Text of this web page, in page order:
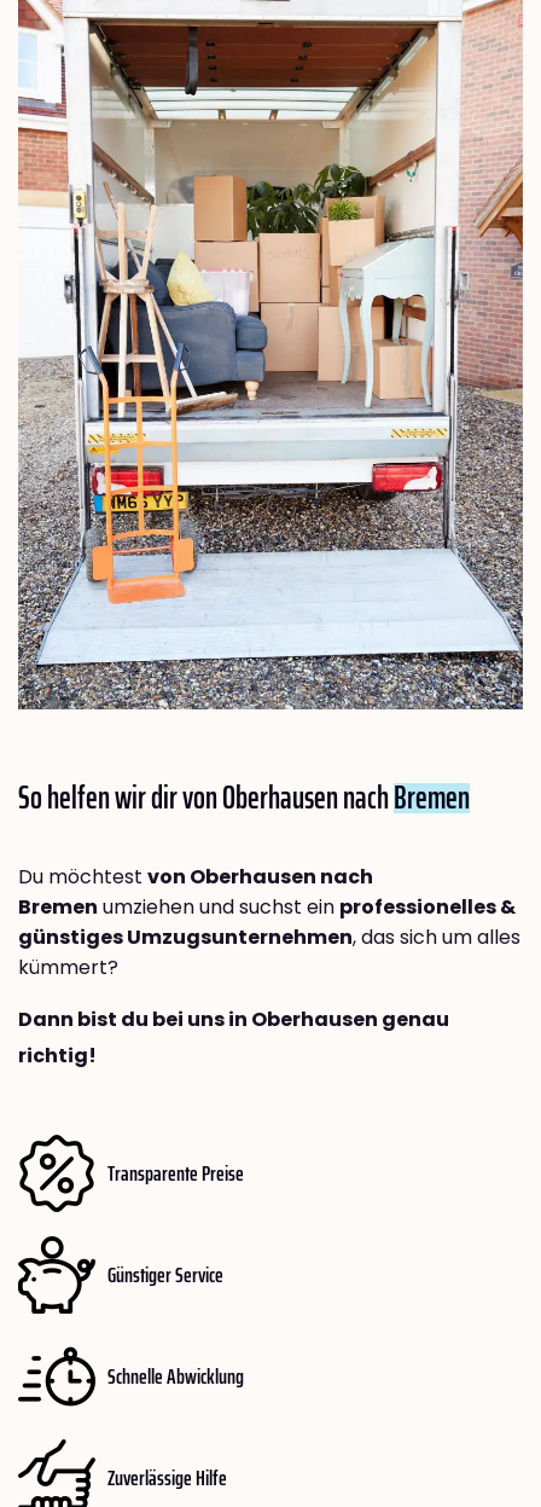
So helfen wir dir von Oberhausen nachBremen
Du möchtest von Oberhausen nach
Bremen umziehen und suchst ein professionelles &
günstiges Umzugsunternehmen, das sich um alles
kümmert?
Dann bist du bei uns in Oberhausen genau
richtig!
Transparente Preise
Günstiger Service
Schnelle Abwicklung
Zuverlässige Hilfe